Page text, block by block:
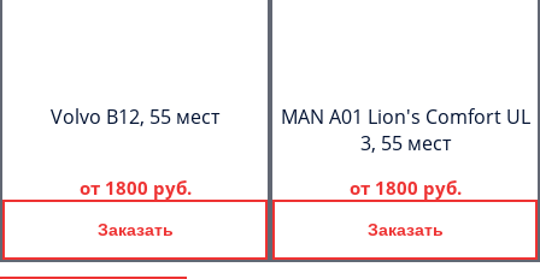
Volvo B12, 55 мест
от 1800 руб.
Заказать
MAN A01 Lion's Comfort UL
3, 55 мест
от 1800 руб.
Заказать